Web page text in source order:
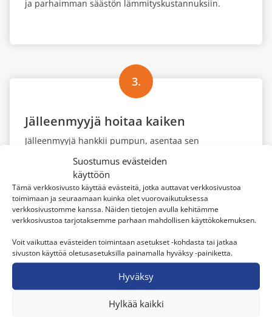
Suostumus evästeiden
käyttöön
Tämä verkkosivusto käyttää evästeitä, jotka auttavat verkkosivustoa
toimimaan ja seuraamaan kuinka olet vuorovaikutuksessa
verkkosivustomme kanssa. Näiden tietojen avulla kehitämme
verkkosivustoa tarjotaksemme parhaan mahdollisen käyttökokemuksen.
Voit vaikuttaa evästeiden toimintaan asetukset -kohdasta tai jatkaa
sivuston käyttöä oletusasetuksilla painamalla hyväksy -painiketta.
Hyväksy
Hylkää kaikki
ja parhaimman säästön lämmityskustannuksiin.
3.
Jälleenmyyjä hoitaa kaiken
Jälleenmyyjä hankkii pumpun, asentaa sen
oikeaan käyttöön. Luotettavan ammattilaisen tekemä
asennus takaa sen, että lopputulos on siisti, sekä laite
toimii parhaimmalla mahdollisella tavalla.
4.
Nauti lopputuloksesta